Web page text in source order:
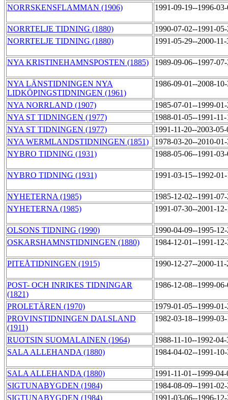
NORRSKENSFLAMMAN (1906) 1991-09-19--1996-
NORRTELJE TIDNING (1880)
1990-07-02--1991-
NORRTELJE TIDNING (1880)
1991-05-29--2000-
NYA KRISTINEHAMNSPOSTEN (1885) 1989-09-06--1997-
NYA LÄNSTIDNINGEN NYA
LIDKÖPINGSTIDNINGEN (1961)
1986-09-01--2008-
NYA NORRLAND (1907)
1985-07-01--1999-
NYA ST TIDNINGEN (1977)
1988-01-05--1991-
NYA ST TIDNINGEN (1977)
1991-11-20--2003-
NYA WERMLANDSTIDNINGEN (1851)
1978-03-20--2010-
NYBRO TIDNING (1931)
1988-05-06--1991-
NYBRO TIDNING (1931) 1991-03-15--1992-
NYHETERNA (1985)
1985-12-02--1991-
NYHETERNA (1985)
1991-07-30--2001-
OLSONS TIDNING (1990)
1990-04-09--1995-
OSKARSHAMNSTIDNINGEN (1880)
1984-12-01--1991-
PITEÅTIDNINGEN (1915) 1990-12-27--2000-
POST- OCH INRIKES TIDNINGAR
(1821)
1986-12-08--1999-
PROLETÄREN (1970)
1979-01-05--1999-
PROVINSTIDNINGEN DALSLAND
(1911)
1982-03-18--1999-
RUOTSIN SUOMALAINEN (1964)
1988-11-10--1992-
SALA ALLEHANDA (1880)
1984-04-02--1991-
SALA ALLEHANDA (1880)
1991-11-01--1999-
SIGTUNABYGDEN (1984)
1984-08-09--1991-
SIGTUNABYGDEN (1984)
1991-03-06--1996-